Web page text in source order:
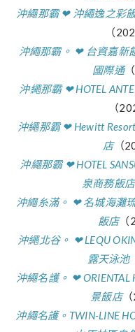
沖繩那霸 ❤︎ 沖繩逸之彩
（
沖繩那霸。 ❤︎ 台資嘉新
國際通
沖繩那霸 ❤︎ HOTEL
（
沖繩那霸 ❤︎ Hewitt
店（
沖繩那霸 ❤︎ HOTEL
泉商務飯店
沖繩糸滿。 ❤︎ 名城海灘
飯店（
沖繩北谷。 ❤︎ LEQU
露天泳池
沖繩名護。 ❤︎ ORIENTAL
景飯店（
沖繩名護。TWIN-LINE